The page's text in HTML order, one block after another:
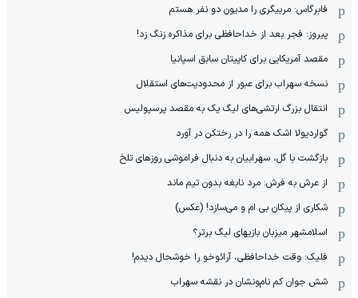
فابرگاس: مربیگری را مدیون دو نفر هستم
پیروز: فجر بعد از خداحافظی برای مذاکره زنگ زد!
مقصد آمریکایی برای کاپیتان سابق اسپانیا
نسخه سهراب برای عبور از محدودیت‌های استقلال
انتقال بزرگ ارتشی‌های لیگ یک به مقصد پرسپولیس
گواردیولا اشک همه را در رختکن در آورد
بازگشت با گل، سهرابیان به دنبال فراموشی روزهای تلخ
از عرش به فرش: مرد نابغه‌ بدون تیم ماند
شکاری از پیکان بی ام و می‌سازد! (عکس)
اسلامشهر میزبان بازیهای لیگ برتر؟
فلیک: وقت خداحافظی، آرائوخو را خوشحال دیدم!
شش جوان کم نام‌و‌نشان در نقشه سهراب